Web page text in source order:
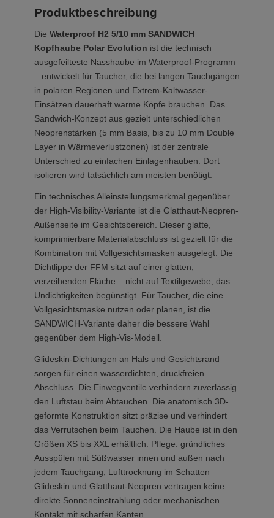
Produktbeschreibung
Die Waterproof H2 5/10 mm SANDWICH
Kopfhaube Polar Evolution ist die technisch
ausgefeilteste Nasshaube im Waterproof-Programm
– entwickelt für Taucher, die bei langen Tauchgängen
in polaren Regionen und Extrem-Kaltwasser-
Einsätzen dauerhaft warme Köpfe brauchen. Das
Sandwich-Konzept aus gezielt unterschiedlichen
Neoprenstärken (5 mm Basis, bis zu 10 mm Double
Layer in Wärmeverlustzonen) ist der zentrale
Unterschied zu einfachen Einlagenhauben: Dort
isolieren wird tatsächlich am meisten benötigt.
Ein technisches Alleinstellungsmerkmal gegenüber
der High-Visibility-Variante ist die Glatthaut-Neopren-
Außenseite im Gesichtsbereich. Dieser glatte,
komprimierbare Materialabschluss ist gezielt für die
Kombination mit Vollgesichtsmasken ausgelegt: Die
Dichtlippe der FFM sitzt auf einer glatten,
verzeihenden Fläche – nicht auf Textilgewebe, das
Undichtigkeiten begünstigt. Für Taucher, die eine
Vollgesichtsmaske nutzen oder planen, ist die
SANDWICH-Variante daher die bessere Wahl
gegenüber dem High-Vis-Modell.
Glideskin-Dichtungen an Hals und Gesichtsrand
sorgen für einen wasserdichten, druckfreien
Abschluss. Die Einwegventile verhindern zuverlässig
den Luftstau beim Abtauchen. Die anatomisch 3D-
geformte Konstruktion sitzt präzise und verhindert
das Verrutschen beim Tauchen. Die Haube ist in den
Größen XS bis XXL erhältlich. Pflege: gründliches
Ausspülen mit Süßwasser innen und außen nach
jedem Tauchgang, Lufttrocknung im Schatten –
Glideskin und Glatthaut-Neopren vertragen keine
direkte Sonneneinstrahlung oder mechanischen
Kontakt mit scharfen Kanten.